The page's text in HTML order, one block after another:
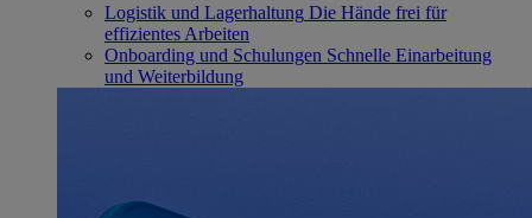
Logistik und Lagerhaltung Die Hände frei für
effizientes Arbeiten
Onboarding und Schulungen Schnelle Einarbeitung
und Weiterbildung